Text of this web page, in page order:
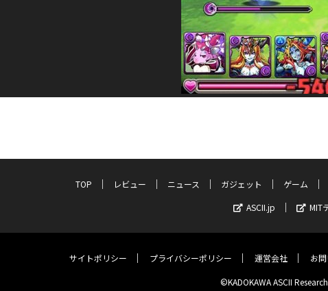
TOP レビュー ニュース ガジェット ゲーム
ASCII.jp
MIT
サイトポリシー プライバシーポリシー 運営会社 お
©KADOKAWA ASCII